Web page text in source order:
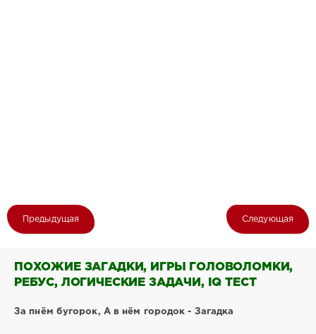
Предыдущая Следующая
ПОХОЖИЕ ЗАГАДКИ, ИГРЫ ГОЛОВОЛОМКИ,
РЕБУС, ЛОГИЧЕСКИЕ ЗАДАЧИ, IQ ТЕСТ
За пнём бугорок, А в нём городок - Загадка